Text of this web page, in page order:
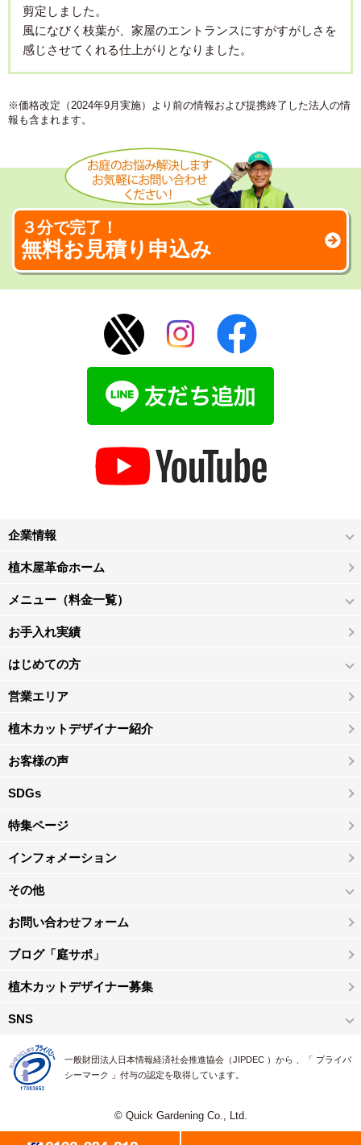
剪定しました。
風になびく枝葉が、家屋のエントランスにすがすがしさを
感じさせてくれる仕上がりとなりました。
※価格改定（2024年9月実施）より前の情報および提携終了した法人の情
報も含まれます。
３分で完了！
無料お見積り申込み
企業情報
植木屋革命ホーム
メニュー（料金一覧）
お手入れ実績
はじめての方
営業エリア
植木カットデザイナー紹介
お客様の声
SDGs
特集ページ
インフォメーション
その他
お問い合わせフォーム
ブログ「庭サポ」
植木カットデザイナー募集
SNS
一般財団法人日本情報経済社会推進協会（JIPDEC ）から 、「 プライバ
シーマーク 」付与の認定を取得しています。
© Quick Gardening Co., Ltd.